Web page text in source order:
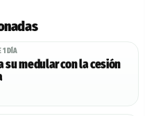
1 DÍA
su medular con la cesión